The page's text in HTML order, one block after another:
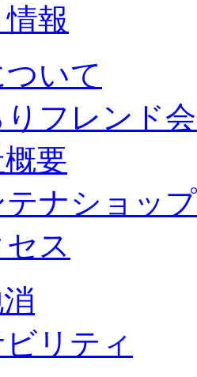
報
いて
フレンド
要
テナショップ
ス
ビリティ